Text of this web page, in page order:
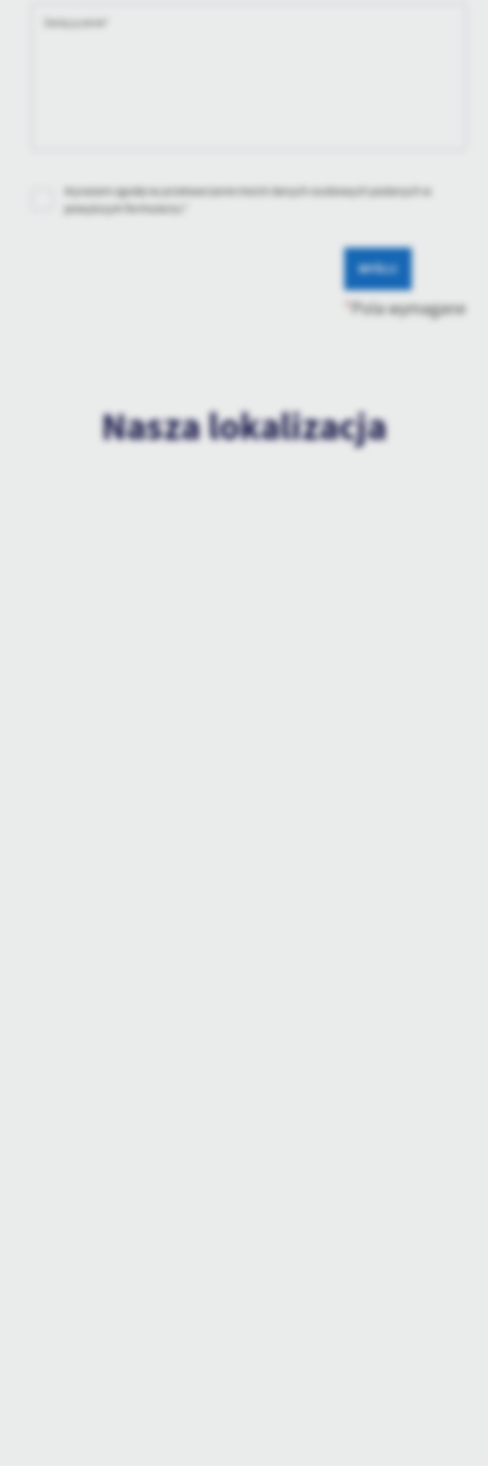
Wyrażam zgodę na przetwarzanie moich danych osobowych podanych w
powyższym formularzu.*
WYŚLIJ
*Pola wymagane
Nasza lokalizacja